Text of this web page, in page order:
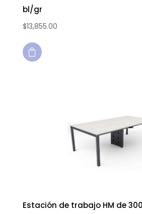
bl/gr
$13,855.00

Estación de trabajo HM de